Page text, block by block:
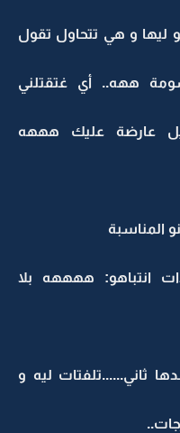
ليها و هي تتحاول تقول
ههه.. أي غتقتلني
عارضة عليك هههه
المناسبة
انتباهو: ههههه بلا
ثاني......تلفتات ليه و